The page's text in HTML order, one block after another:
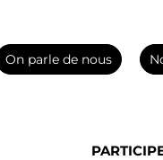
On parle de nous